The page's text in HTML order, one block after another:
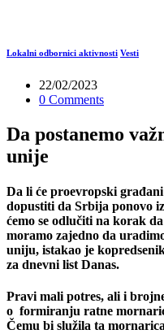
Lokalni odbornici aktivnosti Vesti
22/02/2023
0 Comments
Da postanemo
unije
Da li će proevropski
dopustiti da Srbija ponovo
ćemo se odlučiti na korak
moramo zajedno da
uniju, istakao je
za dnevni list Danas.
Pravi mali potres, ali i
o formiranju ratne
Čemu bi služila ta